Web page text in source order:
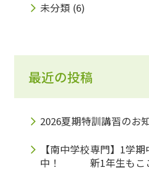
未分類 (6)
最近の投稿
2026夏期特訓講習のお
【南中学校専門】1学
中！ 新1年生もここ